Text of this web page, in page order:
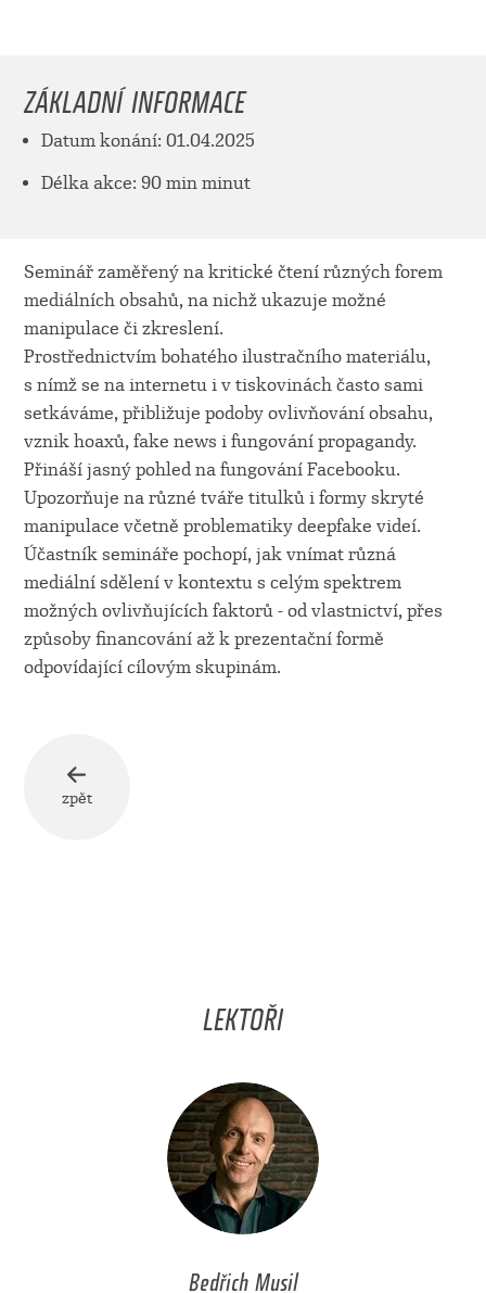
ZÁKLADNÍ INFORMACE
Datum konání: 01.04.2025
Délka akce: 90 min minut
Seminář zaměřený na kritické čtení různých forem
mediálních obsahů, na nichž ukazuje možné
manipulace či zkreslení.
Prostřednictvím bohatého ilustračního materiálu,
s nímž se na internetu i v tiskovinách často sami
setkáváme, přibližuje podoby ovlivňování obsahu,
vznik hoaxů, fake news i fungování propagandy.
Přináší jasný pohled na fungování Facebooku.
Upozorňuje na různé tváře titulků i formy skryté
manipulace včetně problematiky deepfake videí.
Účastník semináře pochopí, jak vnímat různá
mediální sdělení v kontextu s celým spektrem
možných ovlivňujících faktorů - od vlastnictví, přes
způsoby financování až k prezentační formě
odpovídající cílovým skupinám.
zpět
LEKTOŘI
Bedřich Musil